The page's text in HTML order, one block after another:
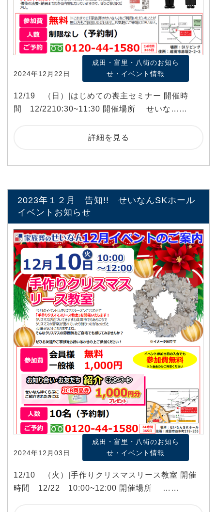
2024年12月22日
成田・富里・八街のお知ら
せ・イベント情報
12/19 （日）|はじめての喪主セミナー 開催時
間 12/2210:30~11:30 開催場所 せいな……
詳細を見る
2023年１２月 告知!! せいなんSKホール
イベントお知らせ
2024年12月03日
成田・富里・八街のお知ら
せ・イベント情報
12/10 （火）|手作りクリスマスリース教室 開催
時間 12/22 10:00~12:00 開催場所 ……